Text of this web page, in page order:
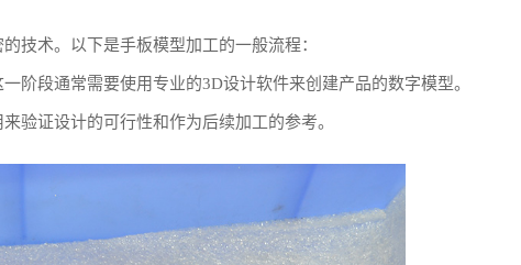
技术。以下是手板模型加工的一般流程：
阶段通常需要使用专业的3D设计软件来创建产品的数字模型。
验证设计的可行性和作为后续加工的参考。